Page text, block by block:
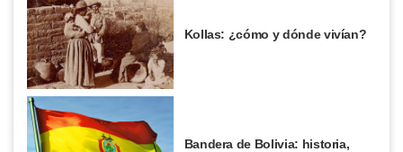
Kollas: ¿cómo y dónde vivían?
Bandera de Bolivia: historia,